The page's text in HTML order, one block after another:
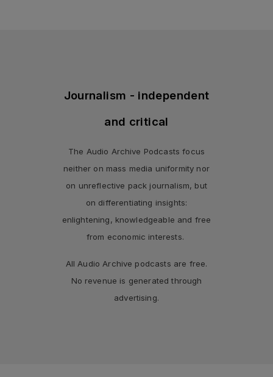
Journalism - independent
and critical
The Audio Archive Podcasts focus
neither on mass media uniformity nor
on unreflective pack journalism, but
on differentiating insights:
enlightening, knowledgeable and free
from economic interests.
All Audio Archive podcasts are free.
No revenue is generated through
advertising.